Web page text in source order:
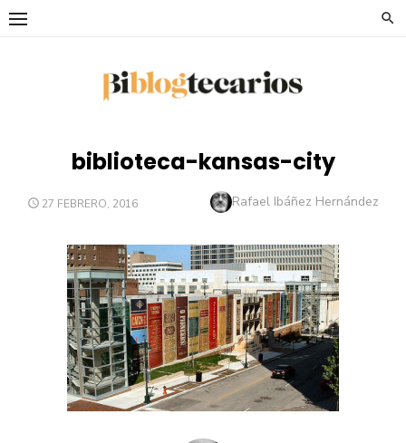
Saltar
biblioteca-kansas-city
PUBLICADO
27 FEBRERO, 2016 Autor
Rafael Ibáñez Hernández